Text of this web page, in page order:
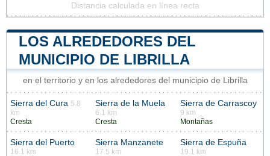
Distancia calculada en línea recta
LOS ALREDEDORES DEL
MUNICIPIO DE LIBRILLA
en el territorio y en los alrededores del municipio de Librilla
Sierra del Cura 5.8
km
Cresta
Sierra de la Muela
6.1 km
Cresta
Sierra de Carrascoy
9 km
Montañas
Sierra del Puerto
16.1 km
Sierra Manzanete
17.5 km
Sierra de Espuña
19.1 km